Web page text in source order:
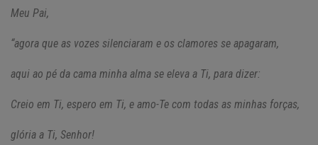
Meu Pai,
“agora que as vozes silenciaram e os clamores se apagaram,
aqui ao pé da cama minha alma se eleva a Ti, para dizer:
Creio em Ti, espero em Ti, e amo-Te com todas as minhas forças,
glória a Ti, Senhor!